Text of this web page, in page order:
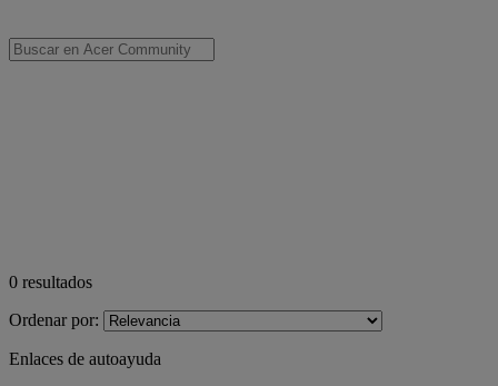
0 resultados
Ordenar por:
Enlaces de autoayuda